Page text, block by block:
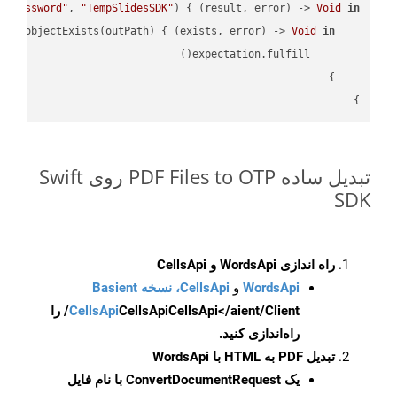
"password" , "TempSlidesSDK" ) { (result, error) -> Void
in
.objectExists(outPath) { (exists, error) -> Void
in
}
تبدیل ساده PDF Files to OTP روی Swift
SDK
راه اندازی WordsApi و CellsApi
WordsApi و CellsApi، نسخه Basient
CellsApiCellsApi
CellsApi</aient/Client/ را
راه‌اندازی کنید.
تبدیل PDF به HTML با WordsApi
یک ConvertDocumentRequest با نام فایل